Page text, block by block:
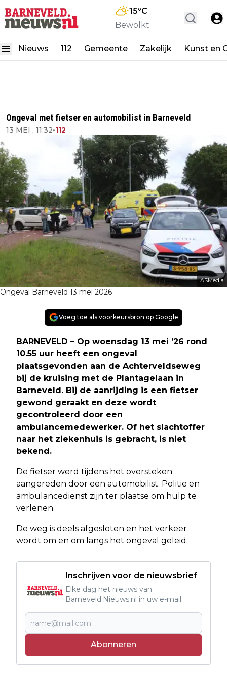
15°C
Bewolkt
Nieuws 112 Gemeente Zakelijk Kunst en
Ongeval met fietser en automobilist in Barneveld
13 MEI , 11:32•112
ASMedia
Ongeval Barneveld 13 mei 2026
Voeg toe als voorkeursbron op Google
BARNEVELD – Op woensdag 13 mei ’26 rond
10.55 uur heeft een ongeval
plaatsgevonden aan de Achterveldseweg
bij de kruising met de Plantagelaan in
Barneveld. Bij de aanrijding is een fietser
gewond geraakt en deze wordt
gecontroleerd door een
ambulancemedewerker. Of het slachtoffer
naar het ziekenhuis is gebracht, is niet
bekend.
De fietser werd tijdens het oversteken
aangereden door een automobilist. Politie en
ambulancedienst zijn ter plaatse om hulp te
verlenen.
De weg is deels afgesloten en het verkeer
wordt om en om langs het ongeval geleid.
Inschrijven voor de nieuwsbrief
Elke dag het nieuws van
Barneveld.Nieuws.nl in uw e-mail.
Abonneren